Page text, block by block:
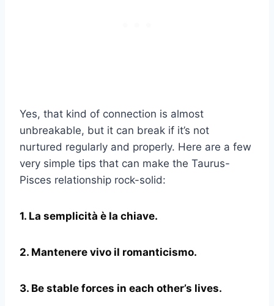
Yes, that kind of connection is almost
unbreakable, but it can break if it’s not
nurtured regularly and properly. Here are a few
very simple tips that can make the Taurus-
Pisces relationship rock-solid:
1. La semplicità è la chiave.
2. Mantenere vivo il romanticismo.
3. Be stable forces in each other’s lives.